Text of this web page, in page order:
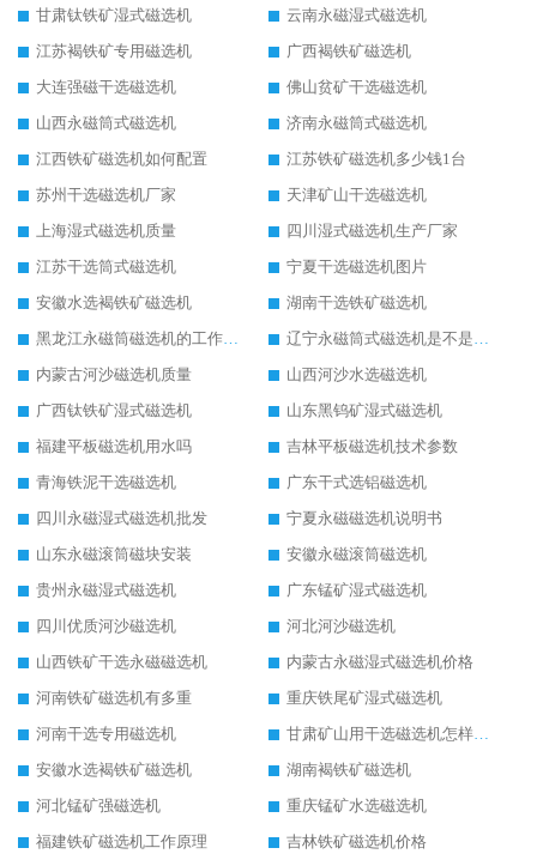
甘肃钛铁矿湿式磁选机
云南永磁湿式磁选机
江苏褐铁矿专用磁选机
广西褐铁矿磁选机
大连强磁干选磁选机
佛山贫矿干选磁选机
山西永磁筒式磁选机
济南永磁筒式磁选机
江西铁矿磁选机如何配置
江苏铁矿磁选机多少钱1台
苏州干选磁选机厂家
天津矿山干选磁选机
上海湿式磁选机质量
四川湿式磁选机生产厂家
江苏干选筒式磁选机
宁夏干选磁选机图片
安徽水选褐铁矿磁选机
湖南干选铁矿磁选机
黑龙江永磁筒磁选机的工作原理
辽宁永磁筒式磁选机是不是强磁
内蒙古河沙磁选机质量
山西河沙水选磁选机
广西钛铁矿湿式磁选机
山东黑钨矿湿式磁选机
福建平板磁选机用水吗
吉林平板磁选机技术参数
青海铁泥干选磁选机
广东干式选铝磁选机
四川永磁湿式磁选机批发
宁夏永磁磁选机说明书
山东永磁滚筒磁块安装
安徽永磁滚筒磁选机
贵州永磁湿式磁选机
广东锰矿湿式磁选机
四川优质河沙磁选机
河北河沙磁选机
山西铁矿干选永磁磁选机
内蒙古永磁湿式磁选机价格
河南铁矿磁选机有多重
重庆铁尾矿湿式磁选机
河南干选专用磁选机
甘肃矿山用干选磁选机怎样调磁
安徽水选褐铁矿磁选机
湖南褐铁矿磁选机
河北锰矿强磁选机
重庆锰矿水选磁选机
福建铁矿磁选机工作原理
吉林铁矿磁选机价格